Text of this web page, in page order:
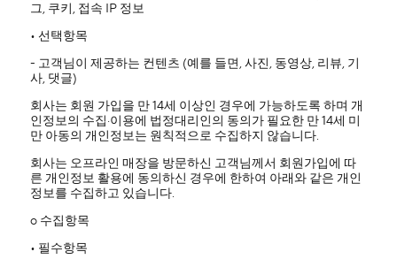
그, 쿠키, 접속 IP 정보
• 선택항목
- 고객님이 제공하는 컨텐츠 (예를 들면, 사진, 동영상, 리뷰, 기
사, 댓글)
회사는 회원 가입을 만 14세 이상인 경우에 가능하도록 하며 개
인정보의 수집·이용에 법정대리인의 동의가 필요한 만 14세 미
만 아동의 개인정보는 원칙적으로 수집하지 않습니다.
회사는 오프라인 매장을 방문하신 고객님께서 회원가입에 따
른 개인정보 활용에 동의하신 경우에 한하여 아래와 같은 개인
정보를 수집하고 있습니다.
ο 수집항목
• 필수항목